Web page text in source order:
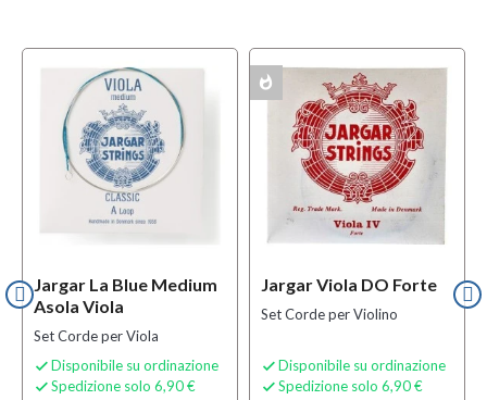
Jargar La Blue Medium
Asola Viola
Set Corde per Viola
 Disponibile su ordinazione
 Spedizione solo 6,90 €
Jargar Viola DO Forte
Set Corde per Violino
 Disponibile su ordinazione
 Spedizione solo 6,90 €
whatshot